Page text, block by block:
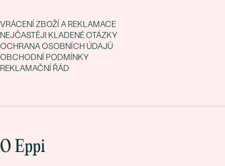
VRÁCENÍ ZBOŽÍ A REKLAMACE
NEJČASTĚJI KLADENÉ OTÁZKY
OCHRANA OSOBNÍCH ÚDAJŮ
OBCHODNÍ PODMÍNKY
REKLAMAČNÍ ŘÁD
O Eppi